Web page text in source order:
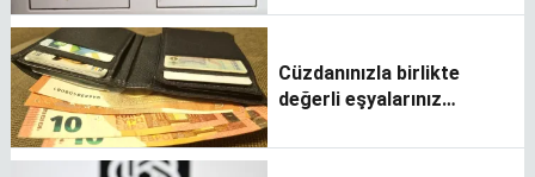
karlı çıkacak!
Cüzdanınızla birlikte
değerli eşyalarınız
yapmalısınız?